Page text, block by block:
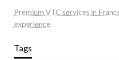
Premium VTC services in
experience
Tags